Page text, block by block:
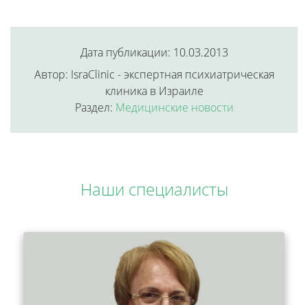
Дата публикации: 10.03.2013
Автор: IsraClinic - экспертная психиатрическая
клиника в Израиле
Раздел: Медицинские новости
Наши специалисты